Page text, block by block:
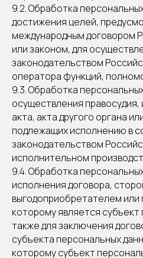
9.2. Обработка
достижения целей,
международным договором
или законом, для
законодательством
оператора функций,
9.3. Обработка
осуществления
акта, акта другого органа
подлежащих исполнению в
законодательством
исполнительном
9.4. Обработка
исполнения договора,
выгодоприобретателем или
которому является субъект
также для заключения
субъекта персональных
которому субъект